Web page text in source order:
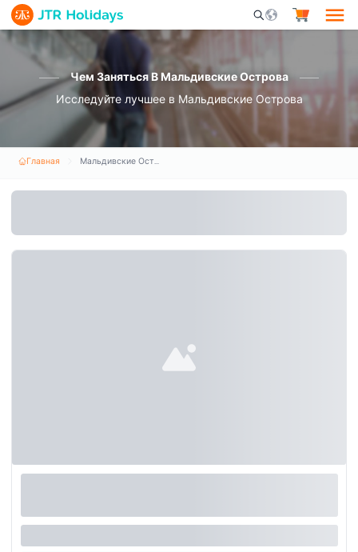
Mobile Search
Чем Заняться В Мальдивские Острова
Исследуйте лучшее в Мальдивские Острова
Главная Мальдивские Острова